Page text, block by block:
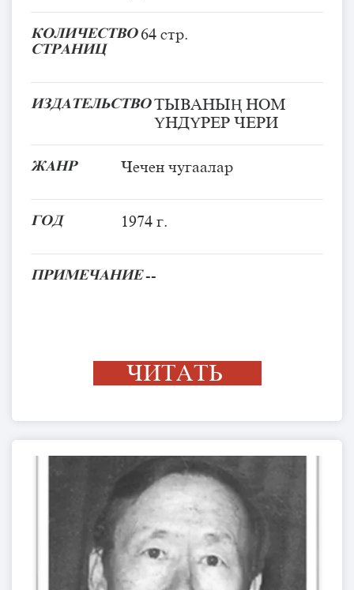
КОЛИЧЕСТВО
СТРАНИЦ
64 стр.
ИЗДАТЕЛЬСТВО ТЫВАНЫҢ НОМ
ҮНДҮРЕР ЧЕРИ
ЖАНР Чечен чугаалар
ГОД 1974 г.
ПРИМЕЧАНИЕ --
ЧИТАТЬ